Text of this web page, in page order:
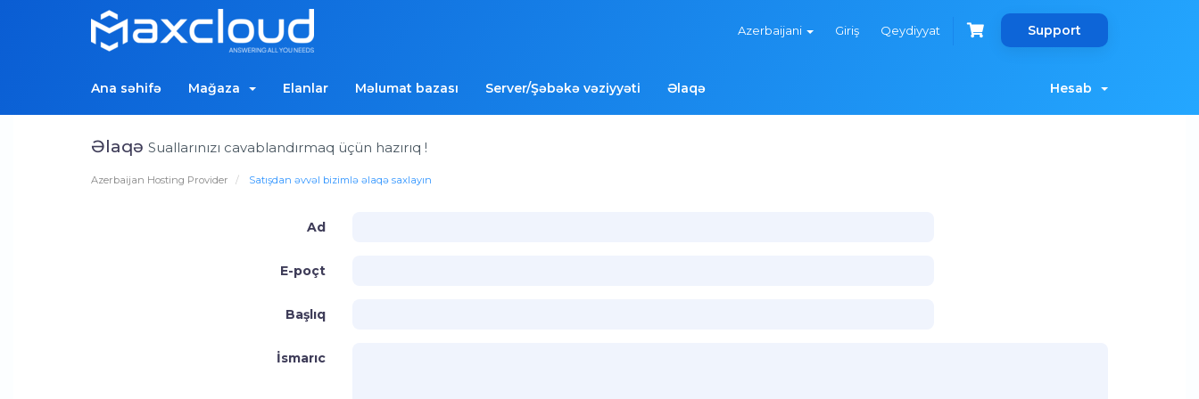
Azerbaijani Giriş Qeydiyyat Support
Ana səhifə Mağaza Elanlar Məlumat bazası Server/Şəbəkə vəziyyəti Əlaqə Hesab
Əlaqə Suallarınızı cavablandırmaq üçün hazırıq !
Azerbaijan Hosting Provider Satışdan əvvəl bizimlə əlaqə saxlayın
Ad
E-poçt
Başlıq
İsmarıc